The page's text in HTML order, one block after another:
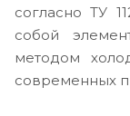
согласно ТУ
собой
методом
современных